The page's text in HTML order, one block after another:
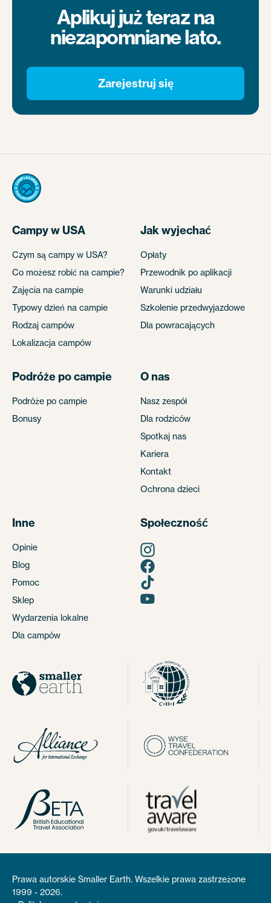
Aplikuj już teraz na
niezapomniane lato.
Zarejestruj się
Campy w USA
Czym są campy w USA?
Co możesz robić na campie?
Zajęcia na campie
Typowy dzień na campie
Rodzaj campów
Lokalizacja campów
Jak wyjechać
Opłaty
Przewodnik po aplikacji
Warunki udziału
Szkolenie przedwyjazdowe
Dla powracających
Podróże po campie
Podróże po campie
Bonusy
O nas
Nasz zespół
Dla rodziców
Spotkaj nas
Kariera
Kontakt
Ochrona dzieci
Inne
Opinie
Blog
Pomoc
Sklep
Wydarzenia lokalne
Dla campów
Społeczność
Prawa autorskie Smaller Earth. Wszelkie prawa zastrzeżone
1999 - 2026.